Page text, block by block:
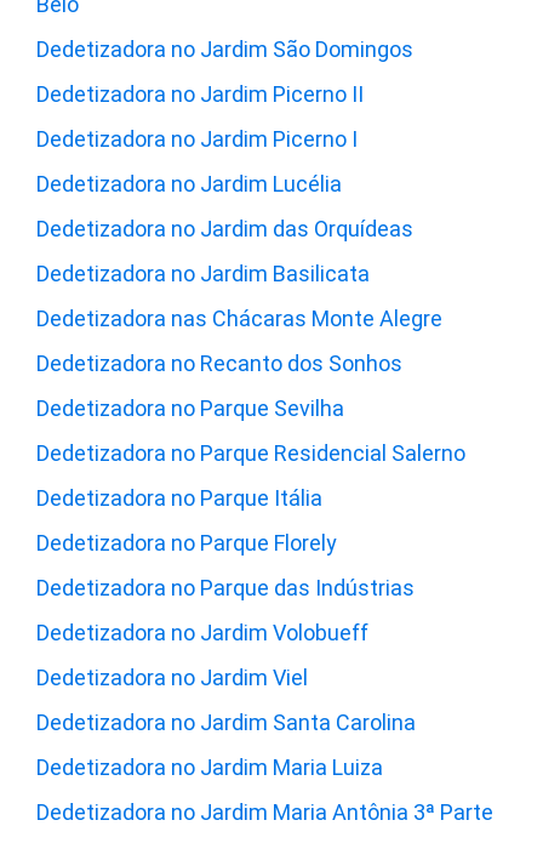
Dedetizadora no Jardim São Domingos
Dedetizadora no Jardim Picerno II
Dedetizadora no Jardim Picerno I
Dedetizadora no Jardim Lucélia
Dedetizadora no Jardim das Orquídeas
Dedetizadora no Jardim Basilicata
Dedetizadora nas Chácaras Monte Alegre
Dedetizadora no Recanto dos Sonhos
Dedetizadora no Parque Sevilha
Dedetizadora no Parque Residencial Salerno
Dedetizadora no Parque Itália
Dedetizadora no Parque Florely
Dedetizadora no Parque das Indústrias
Dedetizadora no Jardim Volobueff
Dedetizadora no Jardim Viel
Dedetizadora no Jardim Santa Carolina
Dedetizadora no Jardim Maria Luiza
Dedetizadora no Jardim Maria Antônia 3ª Parte